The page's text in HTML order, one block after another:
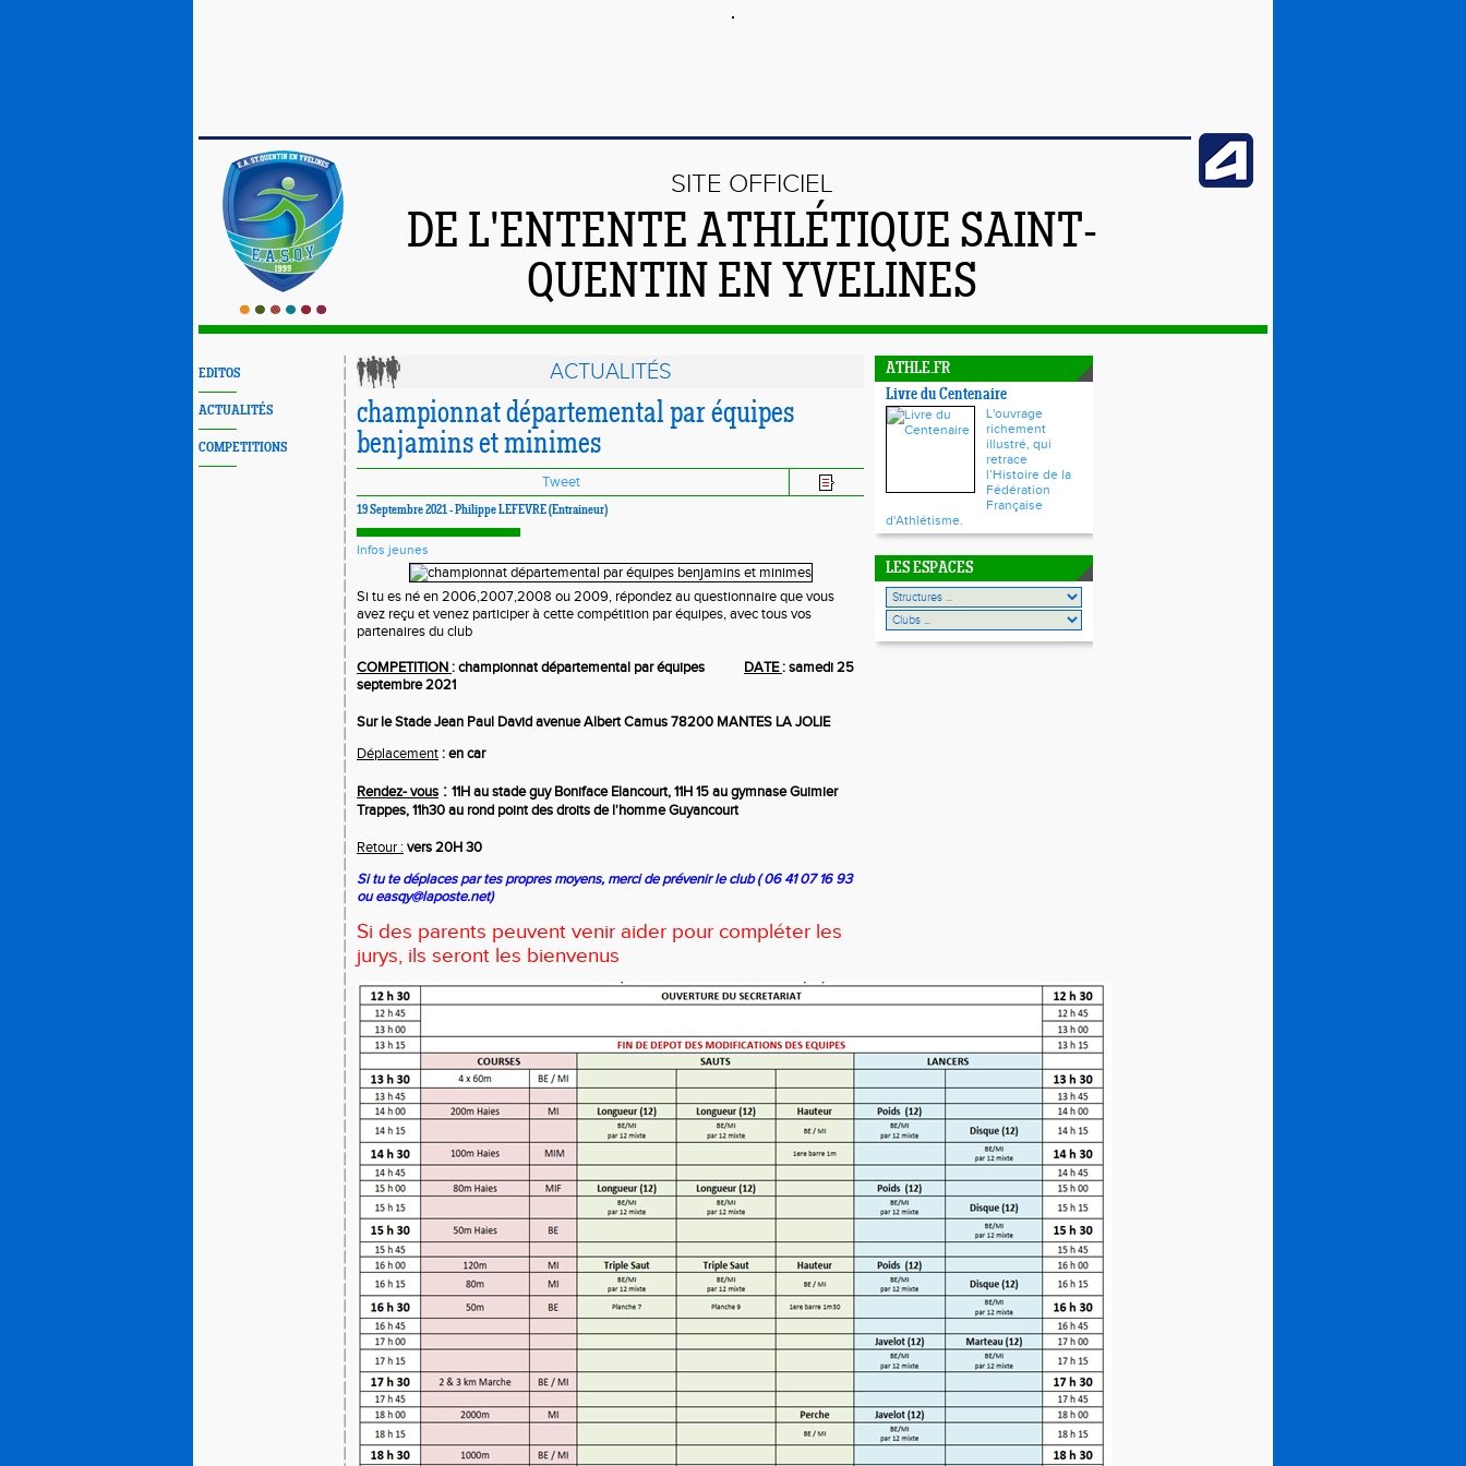
SITE OFFICIEL
DE L'ENTENTE ATHLÉTIQUE SAINT-
QUENTIN EN YVELINES
EDITOS
ACTUALITÉS
COMPETITIONS
ACTUALITÉS
championnat départemental par équipes
benjamins et minimes
Tweet
19 Septembre 2021 - Philippe LEFEVRE (Entraineur)
Infos jeunes
Si tu es né en 2006,2007,2008 ou 2009, répondez au questionnaire que vous
avez reçu et venez participer à cette compétition par équipes, avec tous vos
partenaires du club
COMPETITION:championnat départemental par équipes DATE:samedi 25
septembre 2021
Sur le Stade Jean Paul David avenue Albert Camus 78200 MANTES LA JOLIE
Déplacement: en car
Rendez- vous : 11H au stade guy Boniface Elancourt, 11H 15 au gymnase Guimier
Trappes, 11h30 au rond point des droits de l'homme Guyancourt
Retour : vers 20H 30
Si tu te déplaces par tes propres moyens, merci de prévenir le club ( 06 41 07 16 93
ou easqy@laposte.net)
Si des parents peuvent venir aider pour compléter les
jurys, ils seront les bienvenus
ATHLE.FR
Livre du Centenaire
L'ouvrage
richement
illustré, qui
retrace
l’Histoire de la
Fédération
Française
d'Athlétisme.
LES ESPACES